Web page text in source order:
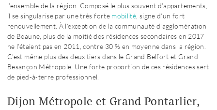
l’ensemble de la région. Composé le plus souvent d’appartements,
il se singularise par une très forte mobilité , signe d’un fort
renouvellement. À l’exception de la communauté d’agglomération
de Beaune, plus de la moitié des résidences secondaires en 2017
ne l’étaient pas en 2011, contre 30 % en moyenne dans la région.
C’est même plus des deux tiers dans le Grand Belfort et Grand
Besançon Métropole. Une forte proportion de ces résidences sert
de pied-à-terre professionnel.
Dijon Métropole et Grand Pontarlier,